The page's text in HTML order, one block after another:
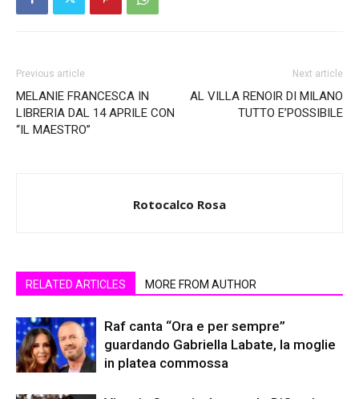
Previous article
MELANIE FRANCESCA IN
LIBRERIA DAL 14 APRILE CON
“IL MAESTRO”
Next article
AL VILLA RENOIR DI MILANO
TUTTO E’POSSIBILE
Rotocalco Rosa
RELATED ARTICLES MORE FROM AUTHOR
Raf canta “Ora e per sempre”
guardando Gabriella Labate, la moglie
in platea commossa